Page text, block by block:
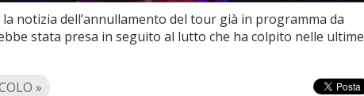
notizia dell’annullamento del tour già in programma da
stata presa in seguito al lutto che ha colpito nelle ultime
»